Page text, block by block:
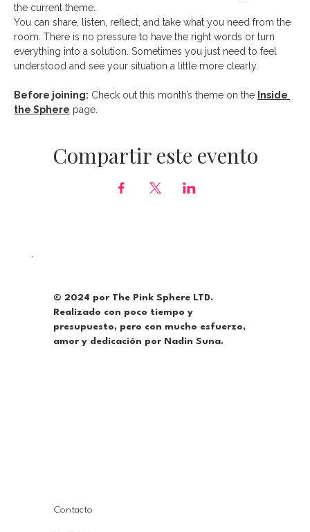
the current theme.
You can share, listen, reflect, and take what you need from the
room. There is no pressure to have the right words or turn
everything into a solution. Sometimes you just need to feel
understood and see your situation a little more clearly.
Before joining: Check out this month’s theme on the Inside
the Sphere page.
Compartir este evento
© 2024 por The Pink Sphere LTD.
Realizado con poco tiempo y
presupuesto, pero con mucho esfuerzo,
amor y dedicación por Nadin Suna.
Contacto